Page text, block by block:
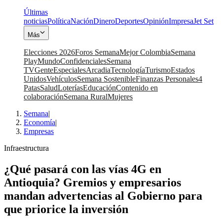
Últimas
noticiasPolíticaNaciónDineroDeportesOpiniónImpresaJet Set
Más
Elecciones 2026Foros SemanaMejor ColombiaSemana
PlayMundoConfidencialesSemana
TVGenteEspecialesArcadiaTecnologíaTurismoEstados
UnidosVehículosSemana SostenibleFinanzas Personales4
PatasSaludLoteríasEducaciónContenido en
colaboraciónSemana RuralMujeres
Semana|
Economía|
Empresas
Infraestructura
¿Qué pasará con las vías 4G en
Antioquia? Gremios y empresarios
mandan advertencias al Gobierno para
que priorice la inversión